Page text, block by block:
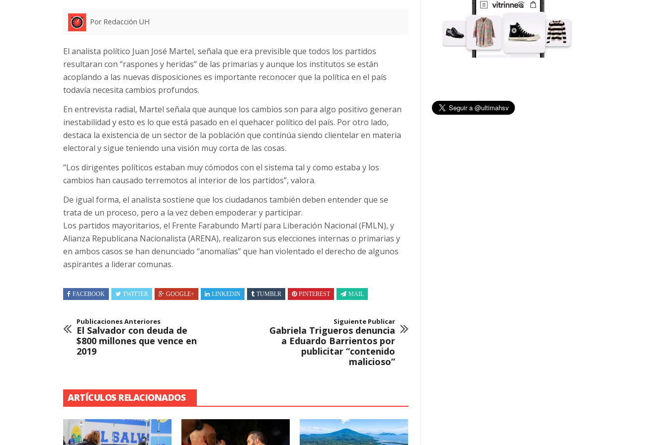
Por Redacción UH
El analista político Juan José Martel, señala que era previsible que todos los partidos
resultaran con “raspones y heridas” de las primarias y aunque los institutos se están
acoplando a las nuevas disposiciones es importante reconocer que la política en el país
todavía necesita cambios profundos.
En entrevista radial, Martel señala que aunque los cambios son para algo positivo generan
inestabilidad y esto es lo que está pasado en el quehacer político del país. Por otro lado,
destaca la existencia de un sector de la población que continúa siendo clientelar en materia
electoral y sigue teniendo una visión muy corta de las cosas.
“Los dirigentes políticos estaban muy cómodos con el sistema tal y como estaba y los
cambios han causado terremotos al interior de los partidos”, valora.
De igual forma, el analista sostiene que los ciudadanos también deben entender que se
trata de un proceso, pero a la vez deben empoderar y participar.
Los partidos mayoritarios, el Frente Farabundo Martí para Liberación Nacional (FMLN), y
Alianza Republicana Nacionalista (ARENA), realizaron sus elecciones internas o primarias y
en ambos casos se han denunciado “anomalías” que han violentado el derecho de algunos
aspirantes a liderar comunas.
FACEBOOK TWITTER GOOGLE+ LINKEDIN TUMBLR PINTEREST MAIL
Publicaciones Anteriores
El Salvador con deuda de
$800 millones que vence en
2019
Siguiente Publicar
Gabriela Trigueros denuncia
a Eduardo Barrientos por
publicitar “contenido
malicioso”
ARTÍCULOS RELACIONADOS